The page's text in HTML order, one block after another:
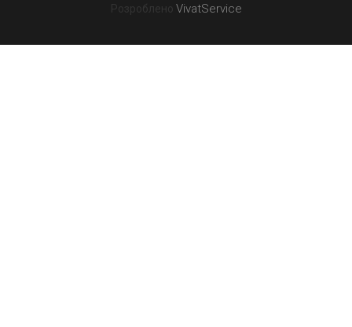
Розроблено VivatService